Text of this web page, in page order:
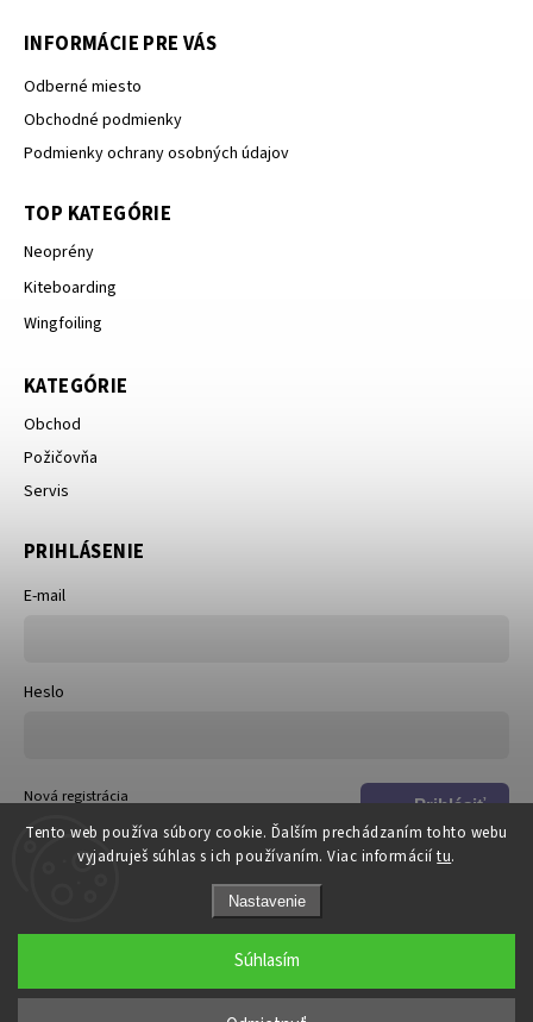
Tento web používa súbory cookie. Ďalším prechádzaním tohto webu
vyjadruješ súhlas s ich používaním. Viac informáciítu.
Nastavenie
Súhlasím
INFORMÁCIE PRE VÁS
Odberné miesto
Obchodné podmienky
Podmienky ochrany osobných údajov
TOP KATEGÓRIE
Neoprény
Kiteboarding
Wingfoiling
KATEGÓRIE
Obchod
Požičovňa
Servis
PRIHLÁSENIE
E-mail
Heslo
Prihlásiť
sa
Nová registrácia
Zabudnuté heslo
Copyright 2026DOSKi. Všetky práva vyhradené.